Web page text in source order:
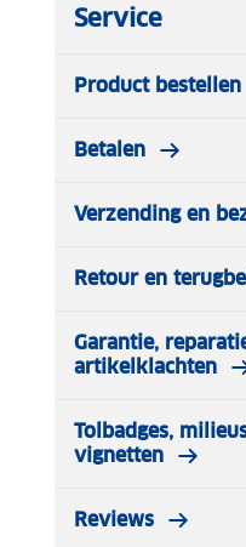
Service
Product bestellen
Betalen
Verzending en
Retour en
Garantie,
artikelklachten
Tolbadges,
vignetten
Reviews